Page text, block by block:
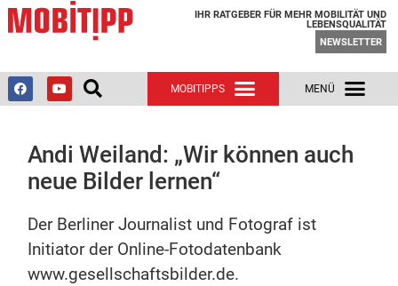
IHR RATGEBER FÜR MEHR MOBILITÄT UND
LEBENSQUALITÄT
NEWSLETTER
Andi Weiland: „Wir können auch
neue Bilder lernen“
Der Berliner Journalist und Fotograf ist
Initiator der Online-Fotodatenbank
www.gesellschaftsbilder.de.